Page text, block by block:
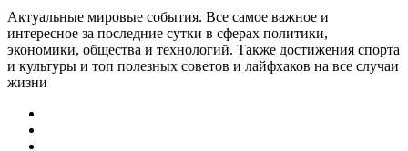
Актуальные мировые события. Все самое важное и
интересное за последние сутки в сферах политики,
экономики, общества и технологий. Также достижения спорта
и культуры и топ полезных советов и лайфхаков на все случаи
жизни